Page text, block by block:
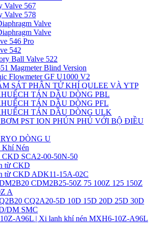
Valve 567
Valve 578
Valve
Valve
546 Pro
542
Ball Valve 522
Magmeter Blind Version
Flowmeter GF U1000 V2
SÁT PHÂN TỬ KHÍ QULEE VÀ YTP
TÁN DẦU DÒNG PBL
TÁN DẦU DÒNG PFL
TÁN DẦU DÒNG ULK
PST ION PHÚN PHỦ VỚI BỘ ĐIỀU
DÒNG U
Khí Nén
CKD SCA2-00-50N-50
từ CKD
từ CKD ADK11-15A-02C
CDM2B25-50Z 75 100Z 125 150Z
A
CQ2A20-5D 10D 15D 20D 25D 30D
DM SMC
A96L | Xi lanh khí nén MXH6-10Z-A96L